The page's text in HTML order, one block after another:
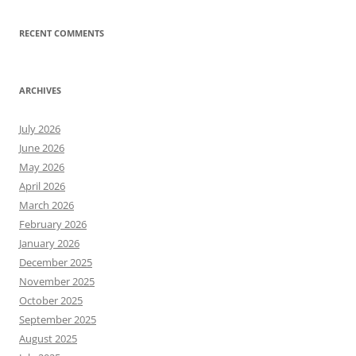
RECENT COMMENTS
ARCHIVES
July 2026
June 2026
May 2026
April 2026
March 2026
February 2026
January 2026
December 2025
November 2025
October 2025
September 2025
August 2025